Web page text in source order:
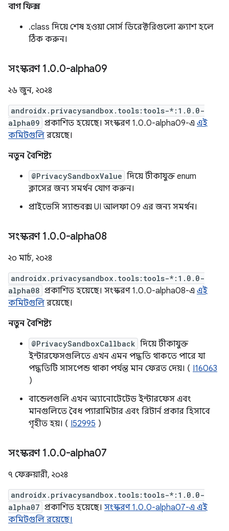
বাগ ফিক্স
.class দিয়ে শেষ হওয়া সোর্স ডিরেক্টরিগুলো ক্র্যাশ হলে
ঠিক করুন।
সংস্করণ 1.0.0-alpha09
২৬ জুন, ২০২৪
androidx.privacysandbox.tools:tools-*:1.0.0-
alpha09 প্রকাশিত হয়েছে। সংস্করণ 1.0.0-alpha09-এ এই
কমিটগুলি রয়েছে।
নতুন বৈশিষ্ট্য
@PrivacySandboxValue দিয়ে টীকাযুক্ত enum
ক্লাসের জন্য সমর্থন যোগ করুন।
প্রাইভেসি স্যান্ডবক্স UI আলফা 09 এর জন্য সমর্থন।
সংস্করণ 1.0.0-alpha08
২০ মার্চ, ২০২৪
androidx.privacysandbox.tools:tools-*:1.0.0-
alpha08 প্রকাশিত হয়েছে। সংস্করণ 1.0.0-alpha08-এ এই
কমিটগুলি রয়েছে।
নতুন বৈশিষ্ট্য
@PrivacySandboxCallback দিয়ে টীকাযুক্ত
ইন্টারফেসগুলিতে এখন এমন পদ্ধতি থাকতে পারে যা
পদ্ধতিটি সাসপেন্ড থাকা পর্যন্ত মান ফেরত দেয়। ( I16063
)
বান্ডেলগুলি এখন অ্যানোটেটেড ইন্টারফেস এবং
মানগুলিতে বৈধ প্যারামিটার এবং রিটার্ন প্রকার হিসাবে
গৃহীত হয়। ( I52995 )
সংস্করণ 1.0.0-alpha07
৭ ফেব্রুয়ারী, ২০২৪
androidx.privacysandbox.tools:tools-*:1.0.0-
alpha07 প্রকাশিত হয়েছে। সংস্করণ 1.0.0-alpha07-এ এই
কমিটগুলি রয়েছে।